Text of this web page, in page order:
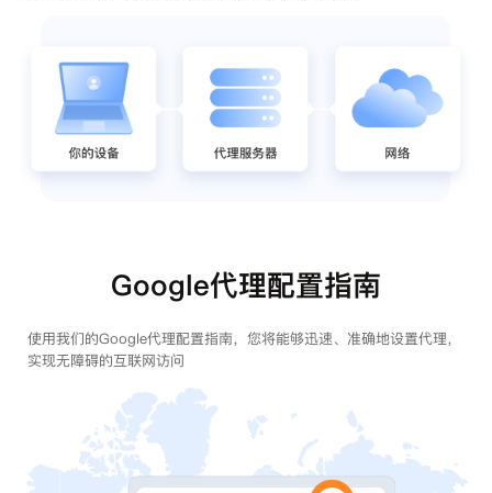
Google代理配置指南
使用我们的Google代理配置指南，您将能够迅速、准确地设置代理，
实现无障碍的互联网访问